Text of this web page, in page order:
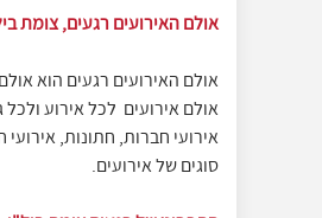
אולם האירועים רגעים, צומת
אולם האירועים רגעים הוא
אולם אירועים לכל אירוע ולכל
אירועי חברות, חתונות,
סוגים של אירועים.